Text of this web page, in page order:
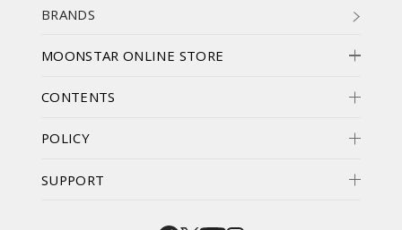
BRANDS
MOONSTAR ONLINE STORE
CONTENTS
POLICY
SUPPORT